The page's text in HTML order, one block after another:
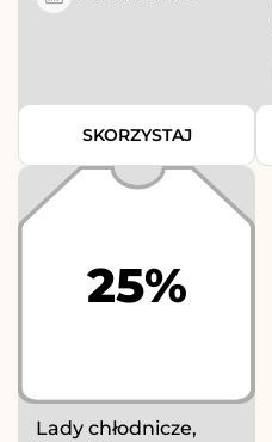
SKORZYSTAJ
25%
Lady chłodnicze,